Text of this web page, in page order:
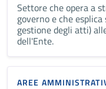
Settore che opera a
governo e che
gestione degli atti)
dell'Ente.
AREE